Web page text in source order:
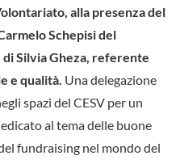
alla presenza del
Schepisi del
Silvia Gheza, referente
e qualità. Una delegazione
spazi del CESV per un
al tema delle buone
fundraising nel mondo del